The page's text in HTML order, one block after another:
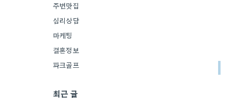
주변맛집
심리상담
마케팅
결혼정보
파크골프
최근 글